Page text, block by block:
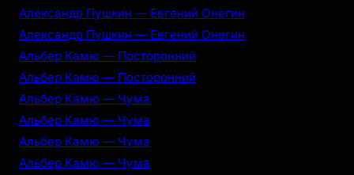
Александр Пушкин — Евгений Онегин
Александр Пушкин — Евгений Онегин
Альбер Камю — Посторонний
Альбер Камю — Посторонний
Альбер Камю — Чума
Альбер Камю — Чума
Альбер Камю — Чума
Альбер Камю — Чума